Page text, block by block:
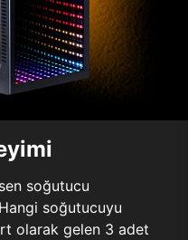
soğutucu
soğutucuyu
olarak gelen 3 adet